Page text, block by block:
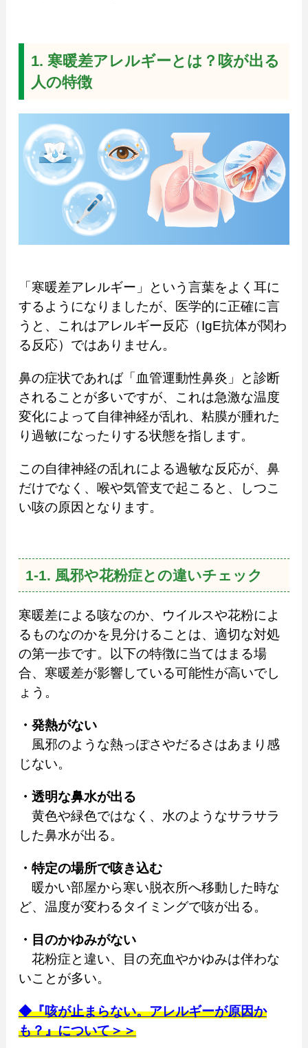
1. 寒暖差アレルギーとは？咳が出る
人の特徴
「寒暖差アレルギー」という言葉をよく耳に
するようになりましたが、医学的に正確に言
うと、これはアレルギー反応（IgE抗体が関わ
る反応）ではありません。
鼻の症状であれば「血管運動性鼻炎」と診断
されることが多いですが、これは急激な温度
変化によって自律神経が乱れ、粘膜が腫れた
り過敏になったりする状態を指します。
この自律神経の乱れによる過敏な反応が、鼻
だけでなく、喉や気管支で起こると、しつこ
い咳の原因となります。
1-1. 風邪や花粉症との違いチェック
寒暖差による咳なのか、ウイルスや花粉によ
るものなのかを見分けることは、適切な対処
の第一歩です。以下の特徴に当てはまる場
合、寒暖差が影響している可能性が高いでし
ょう。
・発熱がない
風邪のような熱っぽさやだるさはあまり感
じない。
・透明な鼻水が出る
黄色や緑色ではなく、水のようなサラサラ
した鼻水が出る。
・特定の場所で咳き込む
暖かい部屋から寒い脱衣所へ移動した時な
ど、温度が変わるタイミングで咳が出る。
・目のかゆみがない
花粉症と違い、目の充血やかゆみは伴わな
いことが多い。
◆『咳が止まらない。アレルギーが原因か
も？』について＞＞